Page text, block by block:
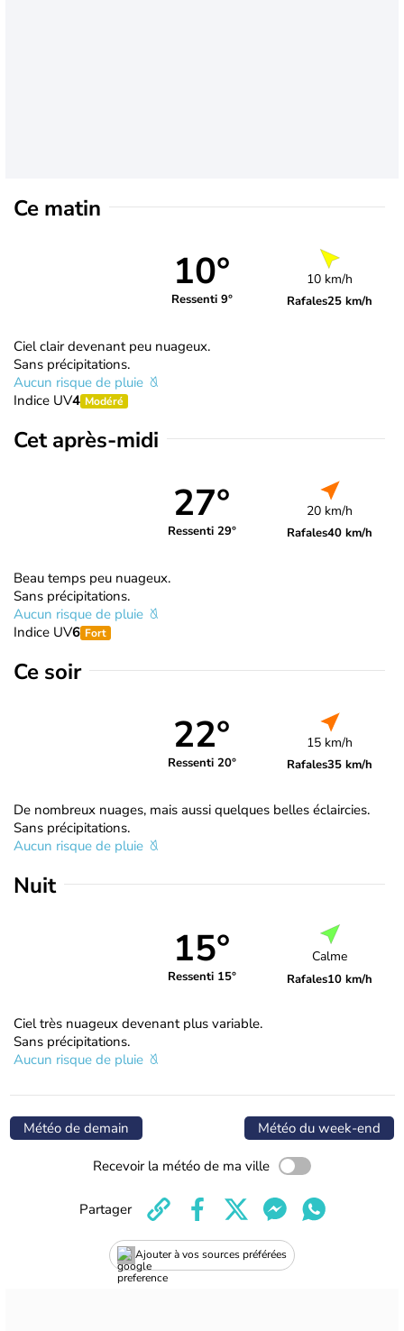
Ce matin
10°
Ressenti 9°
10 km/h
Rafales25 km/h
Ciel clair devenant peu nuageux.
Sans précipitations.
Aucun risque de pluie
Indice UV4 Modéré
Cet après-midi
27°
Ressenti 29°
20 km/h
Rafales40 km/h
Beau temps peu nuageux.
Sans précipitations.
Aucun risque de pluie
Indice UV6 Fort
Ce soir
22°
Ressenti 20°
15 km/h
Rafales35 km/h
De nombreux nuages, mais aussi quelques belles éclaircies.
Sans précipitations.
Aucun risque de pluie
Nuit
15°
Ressenti 15°
Calme
Rafales10 km/h
Ciel très nuageux devenant plus variable.
Sans précipitations.
Aucun risque de pluie
Météo de demain Météo du week-end
Recevoir la météo de ma ville
Ajouter à vos sources préférées
Partager